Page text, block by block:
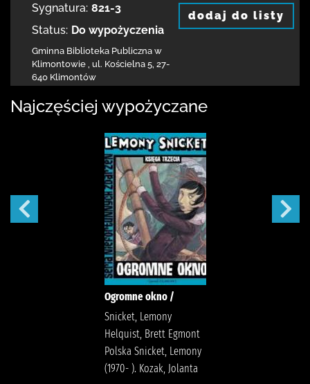
Sygnatura: 821-3
Status: Do wypożyczenia
Gminna Biblioteka Publiczna w
Klimontowie ul. Kościelna 5 27-
640 Klimontów
dodaj do listy
Najczęściej wypożyczane
Ogromne okno /
Snicket, Lemony
Helquist, Brett Egmont
Polska Snicket, Lemony
(1970- ). Kozak, Jolanta